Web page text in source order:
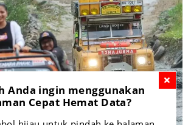
Anda ingin menggunakan
Cepat Hemat Data?